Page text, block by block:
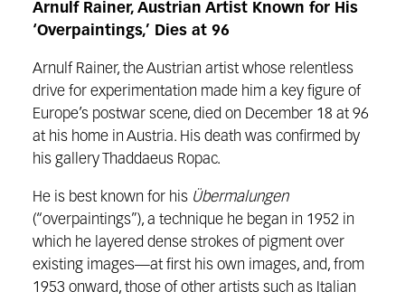
Arnulf Rainer, Austrian Artist Known for His
‘Overpaintings,’ Dies at 96
Arnulf Rainer, the Austrian artist whose relentless
drive for experimentation made him a key figure of
Europe’s postwar scene, died on December 18 at 96
at his home in Austria. His death was confirmed by
his gallery Thaddaeus Ropac.
He is best known for his Übermalungen
(“overpaintings”), a technique he began in 1952 in
which he layered dense strokes of pigment over
existing images—at first his own images, and, from
1953 onward, those of other artists such as Italian